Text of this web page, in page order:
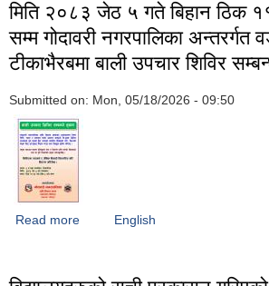
मिति २०८३ जेठ ५ गते बिहान ठिक
सम्म गोदावरी नगरपालिका अन्तरर्गत
टीकाभैरबमा बाली उपचार शिविर
Submitted on: Mon, 05/18/2026 - 09:50
Read more about मिति २०८३ जेठ ५ गते बिहान
English